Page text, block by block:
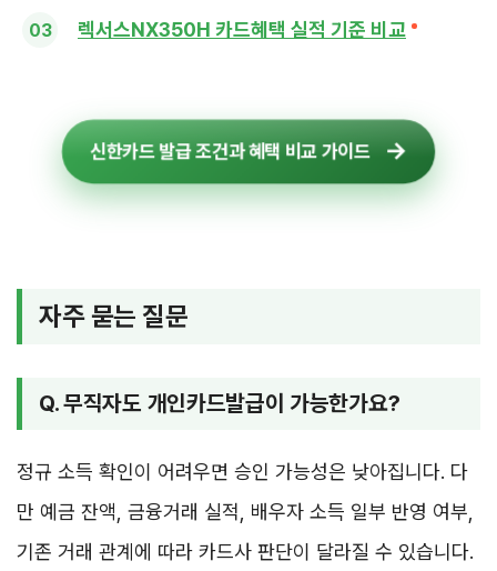
렉서스NX350H 카드혜택 실적 기준 비교
신한카드 발급 조건과 혜택 비교 가이드
자주 묻는 질문
Q. 무직자도 개인카드발급이 가능한가요?
정규 소득 확인이 어려우면 승인 가능성은 낮아집니다. 다
만 예금 잔액, 금융거래 실적, 배우자 소득 일부 반영 여부,
기존 거래 관계에 따라 카드사 판단이 달라질 수 있습니다.